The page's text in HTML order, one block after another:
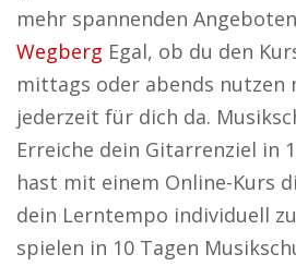
mehr spannenden
Wegberg Egal, ob du den
mittags oder abends nutzen
jederzeit für dich da.
Erreiche dein Gitarrenziel in
hast mit einem Online-Kurs
dein Lerntempo individuell
spielen in 10 Tagen